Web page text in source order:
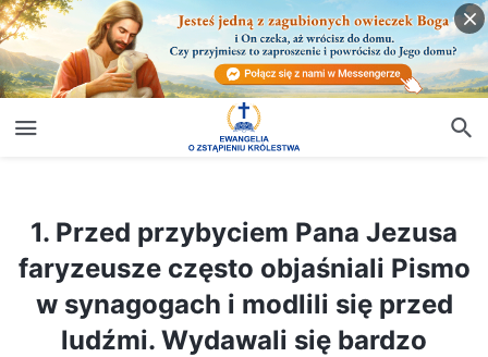
1. Przed przybyciem Pana Jezusa
faryzeusze często objaśniali Pismo
w synagogach i modlili się przed
ludźmi. Wydawali się bardzo